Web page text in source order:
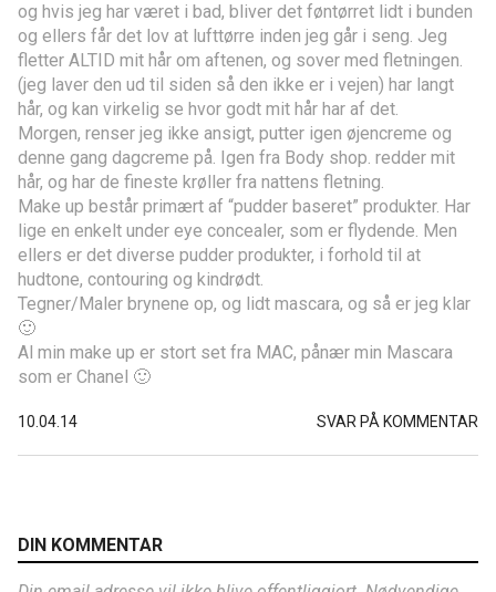
og hvis jeg har været i bad, bliver det føntørret lidt i bunden
og ellers får det lov at lufttørre inden jeg går i seng. Jeg
fletter ALTID mit hår om aftenen, og sover med fletningen.
(jeg laver den ud til siden så den ikke er i vejen) har langt
hår, og kan virkelig se hvor godt mit hår har af det.
Morgen, renser jeg ikke ansigt, putter igen øjencreme og
denne gang dagcreme på. Igen fra Body shop. redder mit
hår, og har de fineste krøller fra nattens fletning.
Make up består primært af “pudder baseret” produkter. Har
lige en enkelt under eye concealer, som er flydende. Men
ellers er det diverse pudder produkter, i forhold til at
hudtone, contouring og kindrødt.
Tegner/Maler brynene op, og lidt mascara, og så er jeg klar
🙂
Al min make up er stort set fra MAC, pånær min Mascara
som er Chanel 🙂
10.04.14 SVAR PÅ KOMMENTAR
DIN KOMMENTAR